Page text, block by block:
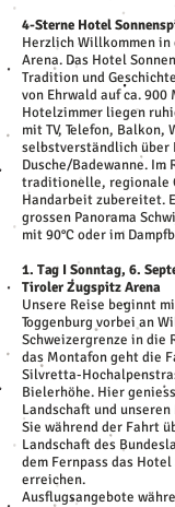
4-Sterne Hotel
Herzlich Willkommen
Arena. Das Hotel
Tradition und
von Ehrwald auf ca. 900
Hotelzimmer liegen
mit TV, Telefon, Balkon,
selbstverständlich über
Dusche/Badewanne.
traditionelle, regionale
Handarbeit zubereitet.
grossen Panorama
mit 90°C oder im
1. Tag I Sonntag, 6.
Tiroler Zugspitz Arena
Unsere Reise beginnt
Toggenburg vorbei an
Schweizergrenze in die
das Montafon geht die
Silvretta-
Bielerhöhe. Hier
Landschaft und
Sie während der Fahrt
Landschaft des
dem Fernpass das
erreichen.
Ausflugsangebote